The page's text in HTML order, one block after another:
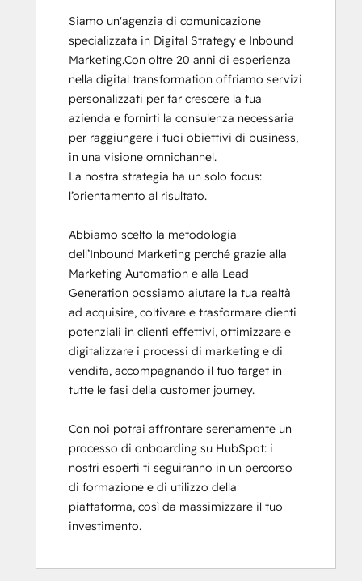
Sales Management Training: Strategies
for Developing a Successful Modern
Sales Team
SEO
Social Media Marketing Certification
Course
Siamo un'agenzia di comunicazione
specializzata in Digital Strategy e Inbound
Marketing.Con oltre 20 anni di esperienza
nella digital transformation offriamo servizi
personalizzati per far crescere la tua
azienda e fornirti la consulenza necessaria
per raggiungere i tuoi obiettivi di business,
in una visione omnichannel.
La nostra strategia ha un solo focus:
l’orientamento al risultato.
Abbiamo scelto la metodologia
dell’Inbound Marketing perché grazie alla
Marketing Automation e alla Lead
Generation possiamo aiutare la tua realtà
ad acquisire, coltivare e trasformare clienti
potenziali in clienti effettivi, ottimizzare e
digitalizzare i processi di marketing e di
vendita, accompagnando il tuo target in
tutte le fasi della customer journey.
Con noi potrai affrontare serenamente un
processo di onboarding su HubSpot: i
nostri esperti ti seguiranno in un percorso
di formazione e di utilizzo della
piattaforma, così da massimizzare il tuo
investimento.